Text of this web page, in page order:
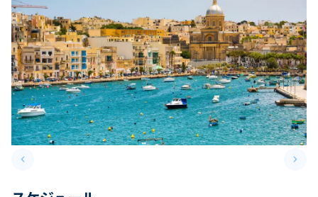
keyboard_arrow_leftPrevious slide keyboard_arrow_right